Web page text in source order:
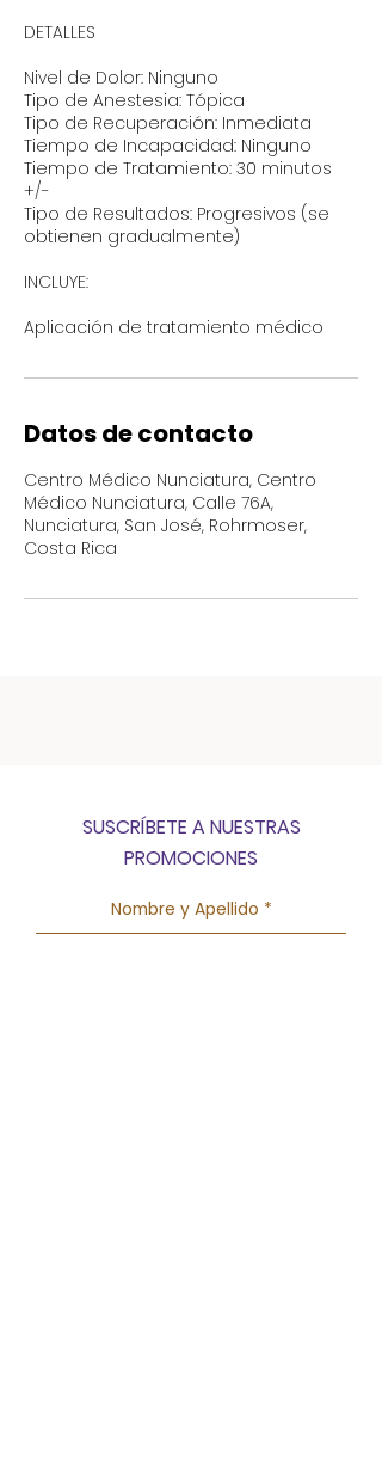
DETALLES
Nivel de Dolor: Ninguno
Tipo de Anestesia: Tópica
Tipo de Recuperación: Inmediata
Tiempo de Incapacidad: Ninguno
Tiempo de Tratamiento: 30 minutos
+/-
Tipo de Resultados: Progresivos (se
obtienen gradualmente)
INCLUYE:
Aplicación de tratamiento médico
Datos de contacto
Centro Médico Nunciatura, Centro
Médico Nunciatura, Calle 76A,
Nunciatura, San José, Rohrmoser,
Costa Rica
SUSCRÍBETE A NUESTRAS
PROMOCIONES